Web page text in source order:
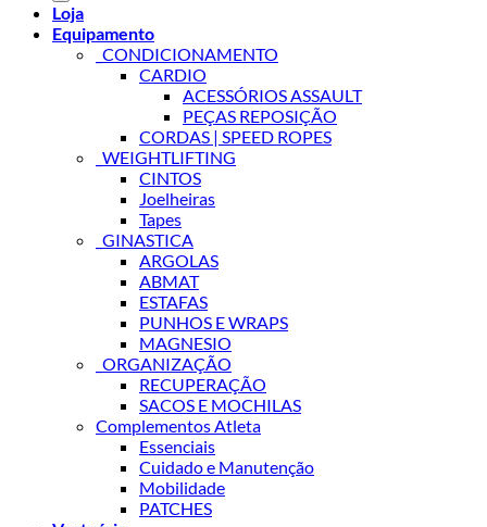
Loja
Equipamento
_CONDICIONAMENTO
CARDIO
ACESSÓRIOS ASSAULT
PEÇAS REPOSIÇÃO
CORDAS | SPEED ROPES
_WEIGHTLIFTING
CINTOS
Joelheiras
Tapes
_GINASTICA
ARGOLAS
ABMAT
ESTAFAS
PUNHOS E WRAPS
MAGNESIO
_ORGANIZAÇÃO
RECUPERAÇÃO
SACOS E MOCHILAS
Complementos Atleta
Essenciais
Cuidado e Manutenção
Mobilidade
PATCHES